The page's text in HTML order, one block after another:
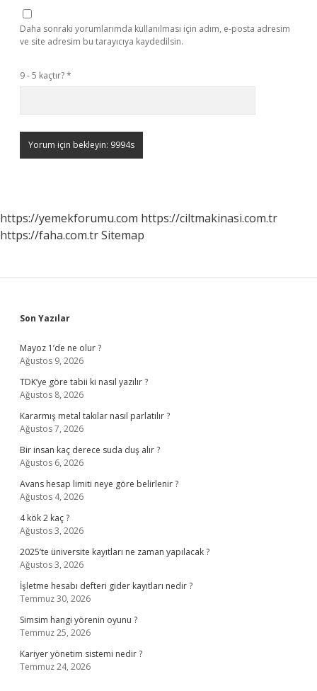
Daha sonraki yorumlarımda kullanılması için adım, e-posta adresim
ve site adresim bu tarayıcıya kaydedilsin.
9 - 5 kaçtır?*
https://yemekforumu.com https://ciltmakinasi.com.tr
https://faha.com.trSitemap
Sidebar
Son Yazılar
Mayoz 1’de ne olur ?
Ağustos 9, 2026
TDK’ye göre tabii ki nasıl yazılır ?
Ağustos 8, 2026
Kararmış metal takılar nasıl parlatılır ?
Ağustos 7, 2026
Bir insan kaç derece suda duş alır ?
Ağustos 6, 2026
Avans hesap limiti neye göre belirlenir ?
Ağustos 4, 2026
4 kök 2 kaç ?
Ağustos 3, 2026
2025’te üniversite kayıtları ne zaman yapılacak ?
Ağustos 3, 2026
İşletme hesabı defteri gider kayıtları nedir ?
Temmuz 30, 2026
Simsim hangi yörenin oyunu ?
Temmuz 25, 2026
Kariyer yönetim sistemi nedir ?
Temmuz 24, 2026